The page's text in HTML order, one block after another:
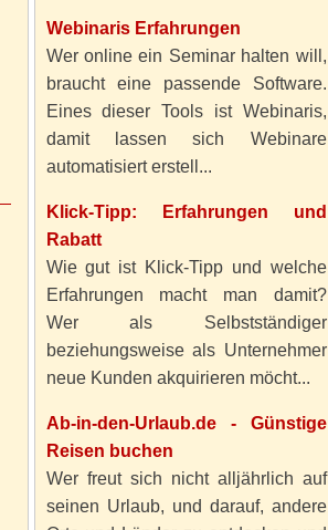
Webinaris Erfahrungen
Wer online ein Seminar halten will,
braucht eine passende Software.
Eines dieser Tools ist Webinaris,
damit lassen sich Webinare
automatisiert erstell...
Klick-Tipp: Erfahrungen und
Rabatt
Wie gut ist Klick-Tipp und welche
Erfahrungen macht man damit?
Wer als Selbstständiger
beziehungsweise als Unternehmer
neue Kunden akquirieren möcht...
Ab-in-den-Urlaub.de - Günstige
Reisen buchen
Wer freut sich nicht alljährlich auf
seinen Urlaub, und darauf, andere